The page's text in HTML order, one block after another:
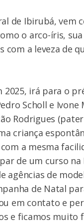
de Ibirubá, vem
o arco-íris,
a leveza de
irá para o
Scholl e
Rodrigues
criança
a mesma
de um curso na
de
de Natal
em contato e
e ficamos muito